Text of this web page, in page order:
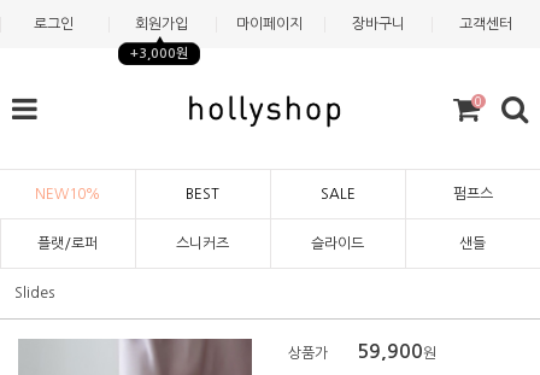
로그인 회원가입
+3,000원
마이페이지 장바구니 고객센터
0
NEW10% BEST SALE 펌프스
플랫/로퍼 스니커즈 슬라이드 샌들
Slides
상품가 59,900원